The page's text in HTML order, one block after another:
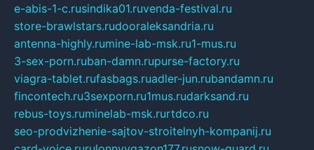
e-abis-1-c.rusindika01.ruvenda-festival.ru
store-brawlstars.rudooraleksandria.ru
antenna-highly.rumine-lab-msk.ru1-mus.ru
3-sex-porn.ruban-damn.rupurse-factory.ru
viagra-tablet.rufasbags.ruadler-jun.rubandamn.ru
fincontech.ru3sexporn.ru1mus.rudarksand.ru
rebus-toys.ruminelab-msk.rurtdco.ru
seo-prodvizhenie-sajtov-stroitelnyh-kompanij.ru